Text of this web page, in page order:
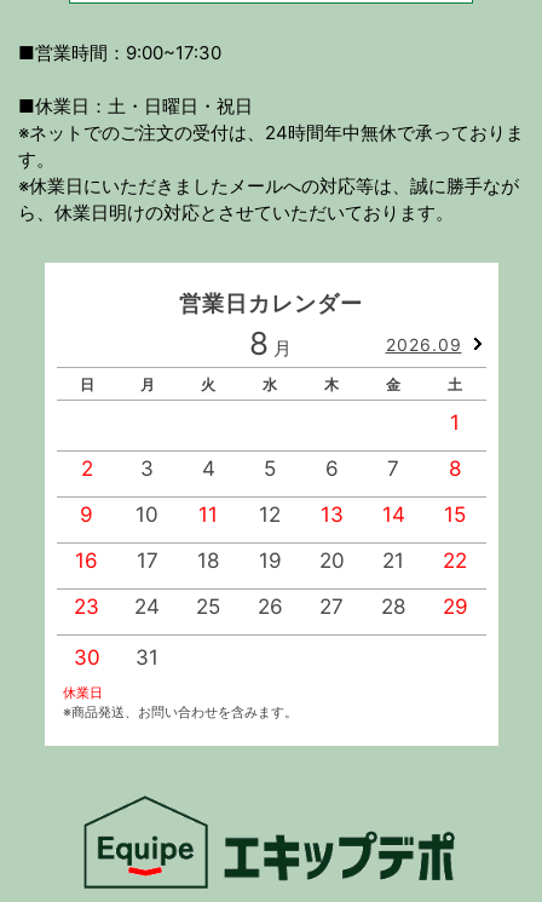
■営業時間：9:00~17:30
■休業日：土・日曜日・祝日
※ネットでのご注文の受付は、24時間年中無休で承っておりま
す。
※休業日にいただきましたメールへの対応等は、誠に勝手なが
ら、休業日明けの対応とさせていただいております。
営業日カレンダー
8 月 2026.09
日 月 火 水 木 金 土
1
2
3 4 5 6 7
8
9
10 11 12 13 14
15
16
17 18 19 20 21
22
23
24 25 26 27 28 29
30 31
休業日
※商品発送、お問い合わせを含みます。